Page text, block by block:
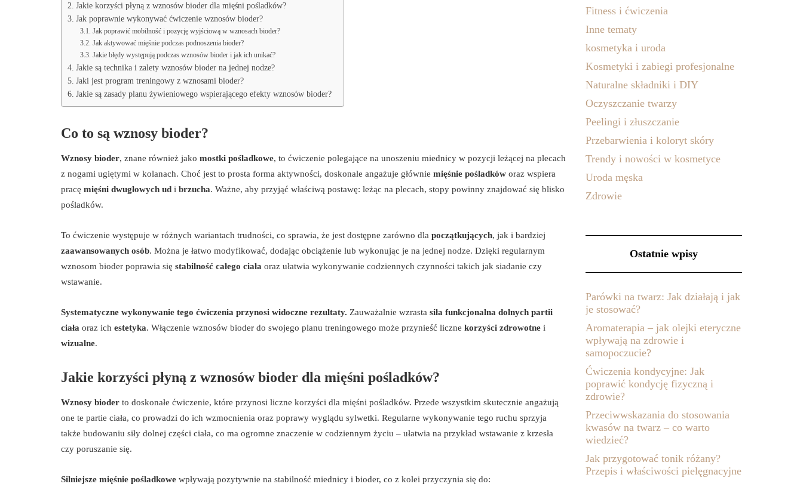
Jakie korzyści płyną z wznosów bioder dla mięśni pośladków?
Jak poprawnie wykonywać ćwiczenie wznosów bioder?
Jak poprawić mobilność i pozycję wyjściową w wznosach bioder?
Jak aktywować mięśnie podczas podnoszenia bioder?
Jakie błędy występują podczas wznosów bioder i jak ich unikać?
Jakie są technika i zalety wznosów bioder na jednej nodze?
Jaki jest program treningowy z wznosami bioder?
Jakie są zasady planu żywieniowego wspierającego efekty wznosów bioder?
Co to są wznosy bioder?
Wznosy bioder, znane również jako mostki pośladkowe, to ćwiczenie polegające na unoszeniu miednicy w pozycji leżącej na plecach
z nogami ugiętymi w kolanach. Choć jest to prosta forma aktywności, doskonale angażuje głównie mięśnie pośladków oraz wspiera
pracę mięśni dwugłowych ud i brzucha. Ważne, aby przyjąć właściwą postawę: leżąc na plecach, stopy powinny znajdować się blisko
pośladków.
To ćwiczenie występuje w różnych wariantach trudności, co sprawia, że jest dostępne zarówno dla początkujących, jak i bardziej
zaawansowanych osób. Można je łatwo modyfikować, dodając obciążenie lub wykonując je na jednej nodze. Dzięki regularnym
wznosom bioder poprawia się stabilność całego ciała oraz ułatwia wykonywanie codziennych czynności takich jak siadanie czy
wstawanie.
Systematyczne wykonywanie tego ćwiczenia przynosi widoczne rezultaty. Zauważalnie wzrasta siła funkcjonalna dolnych partii
ciała oraz ich estetyka. Włączenie wznosów bioder do swojego planu treningowego może przynieść liczne korzyści zdrowotne i
wizualne.
Jakie korzyści płyną z wznosów bioder dla mięśni pośladków?
Wznosy bioder to doskonałe ćwiczenie, które przynosi liczne korzyści dla mięśni pośladków. Przede wszystkim skutecznie angażują
one te partie ciała, co prowadzi do ich wzmocnienia oraz poprawy wyglądu sylwetki. Regularne wykonywanie tego ruchu sprzyja
także budowaniu siły dolnej części ciała, co ma ogromne znaczenie w codziennym życiu – ułatwia na przykład wstawanie z krzesła
czy poruszanie się.
Silniejsze mięśnie pośladkowe wpływają pozytywnie na stabilność miednicy i bioder, co z kolei przyczynia się do:
Fitness i ćwiczenia
Inne tematy
kosmetyka i uroda
Kosmetyki i zabiegi profesjonalne
Naturalne składniki i DIY
Oczyszczanie twarzy
Peelingi i złuszczanie
Przebarwienia i koloryt skóry
Trendy i nowości w kosmetyce
Uroda męska
Zdrowie
Ostatnie wpisy
Parówki na twarz: Jak działają i jak
je stosować?
Aromaterapia – jak olejki eteryczne
wpływają na zdrowie i
samopoczucie?
Ćwiczenia kondycyjne: Jak
poprawić kondycję fizyczną i
zdrowie?
Przeciwwskazania do stosowania
kwasów na twarz – co warto
wiedzieć?
Jak przygotować tonik różany?
Przepis i właściwości pielęgnacyjne